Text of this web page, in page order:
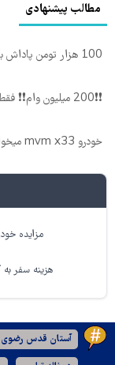
مطالب پیشنهادی
100 هزار تومن پاداش بگیر | ثبت نام کن
❗❗200 میلیون وام❗❗ فقط با احراز هویت
خودرو mvm x33 میخوای بفروشی؟ اینجا به سرعت فروش میره
مزایده
هزینه سفر به
آستان قدس رضوی